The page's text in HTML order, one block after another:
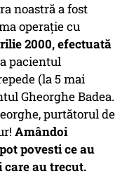
noastră a fost
operație cu
2000, efectuată
pacientul
(la 5 mai
Gheorghe Badea.
purtătorul de
Amândoi
povesti ce au
care au trecut.